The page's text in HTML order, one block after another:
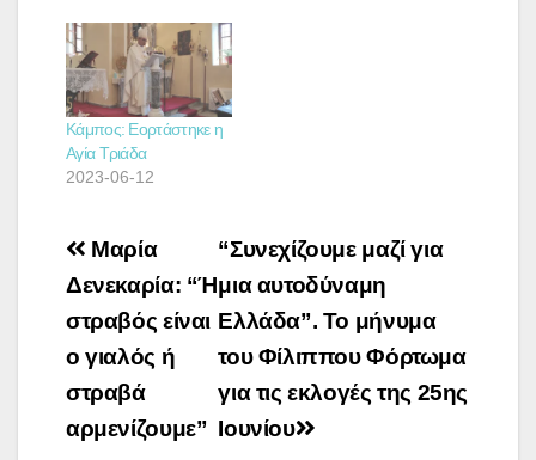
Κάμπος: Εορτάστηκε η
Αγία Τριάδα
2023-06-12
Πλοήγηση
άρθρων
“Συνεχίζουμε μαζί για
μια αυτοδύναμη
Ελλάδα”. Το μήνυμα
του Φίλιππου Φόρτωμα
για τις εκλογές της 25ης
Ιουνίου
Μαρία
Δενεκαρία: “Ή
στραβός είναι
ο γιαλός ή
στραβά
αρμενίζουμε”